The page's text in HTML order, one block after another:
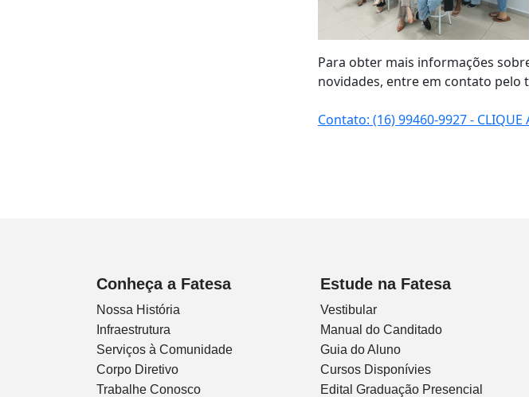
Para obter mais informações
novidades, entre em contato pelo
Contato: (16) 99460-9927 - CLIQUE
Conheça a Fatesa
Nossa História
Infraestrutura
Serviços à Comunidade
Corpo Diretivo
Trabalhe Conosco
Estude na Fatesa
Vestibular
Manual do Canditado
Guia do Aluno
Cursos Disponívies
Edital Graduação Presencial